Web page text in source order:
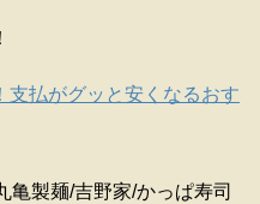
支払がグッと安くなるおす
亀製麺/吉野家/かっぱ寿司